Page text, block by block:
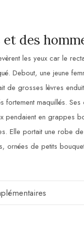
des
les yeux car le
Debout, une jeune
de grosses lèvres
fortement maquillés. Ses
pendaient en grappes
Elle portait une robe
ornées de petits